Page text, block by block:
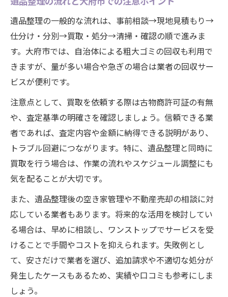
遺品整理の一般的な流れは、事前相談→現地見積もり→
仕分け・分別→買取・処分→清掃・確認の順で進みま
す。大府市では、自治体による粗大ゴミの回収も利用で
きますが、量が多い場合や急ぎの場合は業者の回収サー
ビスが便利です。
注意点として、買取を依頼する際は古物商許可証の有無
や、査定基準の明確さを確認しましょう。信頼できる業
者であれば、査定内容や金額に納得できる説明があり、
トラブル回避につながります。特に、遺品整理と同時に
買取を行う場合は、作業の流れやスケジュール調整にも
気を配ることが大切です。
また、遺品整理後の空き家管理や不動産売却の相談に対
応している業者もあります。将来的な活用を検討してい
る場合は、早めに相談し、ワンストップでサービスを受
けることで手間やコストを抑えられます。失敗例とし
て、安さだけで業者を選び、追加請求や不適切な処分が
発生したケースもあるため、実績や口コミも参考にしま
しょう。